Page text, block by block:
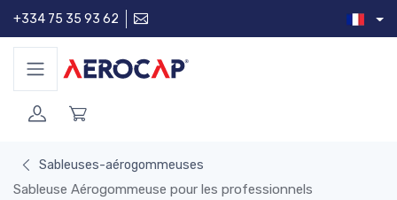
+334 75 35 93 62
Sableuses-aérogommeuses
Sableuse Aérogommeuse pour les professionnels